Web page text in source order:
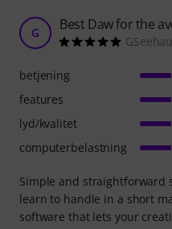
G Best Daw for the
Simple and straightforward
learn to handle in a short
software that lets your
betjening
features
lyd/kvalitet
computerbelastning